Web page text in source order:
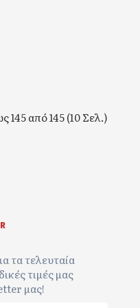
145 από 145 (10 Σελ.)
τα τελευταία
τιμές μας
μας!